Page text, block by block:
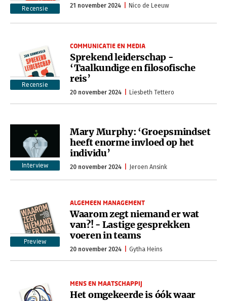
Recensie 21 november 2024 Nico de Leeuw
Recensie
COMMUNICATIE EN MEDIA
Sprekend leiderschap -
‘Taalkundige en filosofische
reis’
20 november 2024 Liesbeth Tettero
Interview
Mary Murphy: ‘Groepsmindset
heeft enorme invloed op het
individu’
20 november 2024 Jeroen Ansink
Preview
ALGEMEEN MANAGEMENT
Waarom zegt niemand er wat
van?! - Lastige gesprekken
voeren in teams
20 november 2024 Gytha Heins
MENS EN MAATSCHAPPIJ
Het omgekeerde is óók waar